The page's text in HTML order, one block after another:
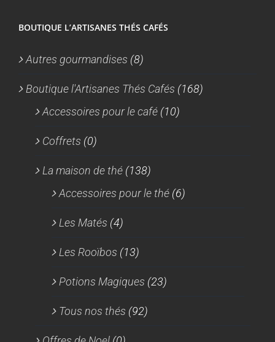
BOUTIQUE L’ARTISANES THÉS CAFÉS
Autres gourmandises (8)
Boutique l'Artisanes Thés Cafés (168)
Accessoires pour le café (10)
Coffrets (0)
La maison de thé (138)
Accessoires pour le thé (6)
Les Matés (4)
Les Rooïbos (13)
Potions Magiques (23)
Tous nos thés (92)